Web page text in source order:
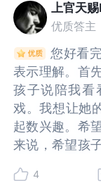
上官天
优质答主
您好看
表示理解。首
孩子说陪我看
戏。我想让她
起数兴趣。希
来说，希望孩
没有，更何况
表示理解。首
孩子说陪我看
戏。我想让她
起数兴趣。希
来说，希望孩
有，更何况您
4